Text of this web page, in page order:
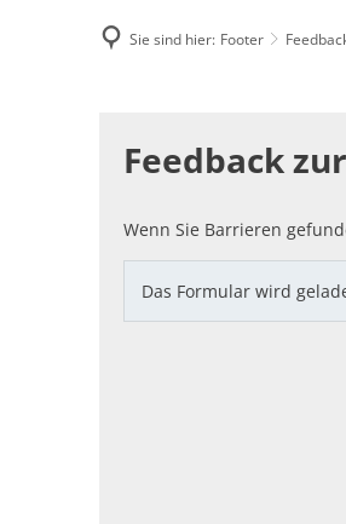
Sie sind hier: Footer
Barrierefreiheit
Feedback
Wenn Sie Barrieren
Das Formular wird